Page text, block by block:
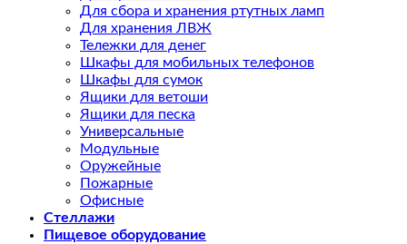
Для сбора и хранения ртутных ламп
Для хранения ЛВЖ
Тележки для денег
Шкафы для мобильных телефонов
Шкафы для сумок
Ящики для ветоши
Ящики для песка
Универсальные
Модульные
Оружейные
Пожарные
Офисные
Стеллажи
Пищевое оборудование